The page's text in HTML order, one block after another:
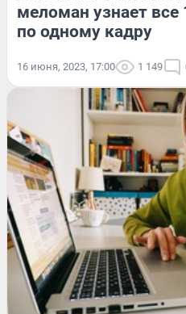
меломан узнает все
по одному кадру
16 июня, 2023, 17:00 1 149